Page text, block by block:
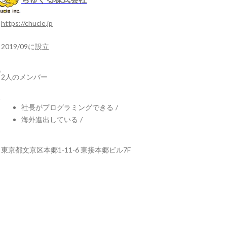
https://chucle.jp
2019/09に設立
2人のメンバー
社長がプログラミングできる /
海外進出している /
東京都文京区本郷1-11-6 東接本郷ビル7F